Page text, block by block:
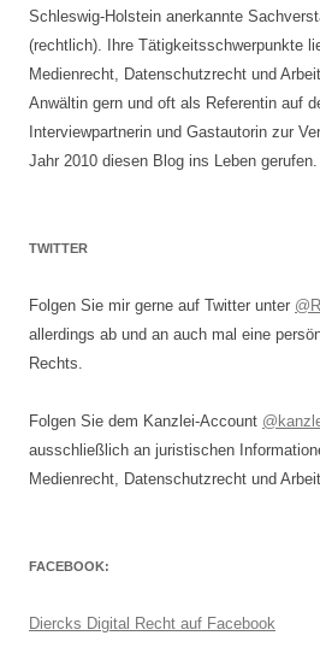
Schleswig-Holstein anerkannte
(rechtlich). Ihre Tätigkeitsschwerpunkte
Medienrecht, Datenschutzrecht und
Anwältin gern und oft als Referentin auf
Interviewpartnerin und Gastautorin zur
Jahr 2010 diesen Blog ins Leben gerufen.
TWITTER
Folgen Sie mir gerne auf Twitter unter
allerdings ab und an auch mal eine
Rechts.
Folgen Sie dem Kanzlei-Account
ausschließlich an juristischen
Medienrecht, Datenschutzrecht und
FACEBOOK:
Diercks Digital Recht auf Facebook